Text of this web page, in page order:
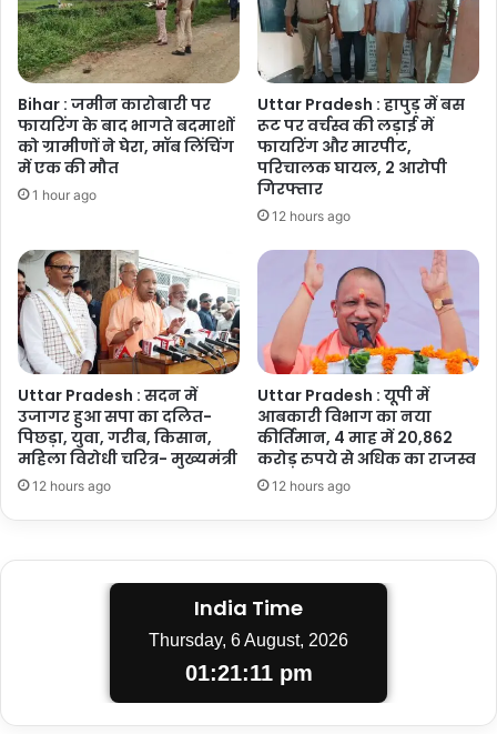
Bihar : जमीन कारोबारी पर
फायरिंग के बाद भागते बदमाशों
को ग्रामीणों ने घेरा, मॉब लिंचिंग
में एक की मौत
1 hour ago
Uttar Pradesh : हापुड़ में बस
रूट पर वर्चस्व की लड़ाई में
फायरिंग और मारपीट,
परिचालक घायल, 2 आरोपी
गिरफ्तार
12 hours ago
Uttar Pradesh : सदन में
उजागर हुआ सपा का दलित-
पिछड़ा, युवा, गरीब, किसान,
महिला विरोधी चरित्र- मुख्यमंत्री
12 hours ago
Uttar Pradesh : यूपी में
आबकारी विभाग का नया
कीर्तिमान, 4 माह में 20,862
करोड़ रुपये से अधिक का राजस्व
12 hours ago
India Time
Thursday, 6 August, 2026
01:21:12 pm